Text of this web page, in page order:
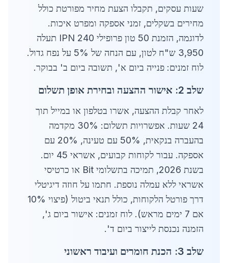
שעות עסקים, תקבלו הצעת מחיר מפורטת כולל
מחירים בשקלים, זמני אספקה ומפרט איכות.
לדוגמה, הזמנת 50 טון פרופילי IPN 240 תעלה
3,950 ש"ח לטון, עם הנחה של 5% על נפח גדול.
לוח זמנים: פנייה ביום א', תשובה ביום ב' בבוקר.
שלב 2: אישור ההצעה ובחירת אופן תשלום
לאחר קבלת ההצעה, אשרו בטלפון או במייל תוך
24 שעות. אפשרויות תשלום: 30% מקדמה
בהעברה בנקאית, 50% עם טעינה, 20% עם
אספקה. עבור לקוחות קבועים, אשראי 45 יום.
בשנת 2026, תמיכה בתשלומי Bit או כרטיסי
אשראי ללא עמלה נוספת. חתמו על חוזה דיגיטלי
דרך פורטל הלקוחות, כולל תנאי ביטול (פיצוי 10%
אם 7 ימים מראש). לוח זמנים: אישור ביום ג',
הזמנה נכנסת לייצור ביום ד'.
שלב 3: הכנת חומרים ועיבוד ראשוני